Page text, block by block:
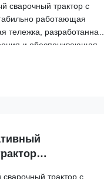
сварочный трактор с
работающая
тележка, разработанная
и обеспечивающая
стальных конструкций
и гарантия
трактор с